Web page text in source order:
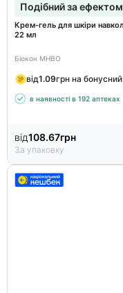
Подібний за ефектом
Крем-гель для шкіри
22 мл
Біокон МНВО
від1.09грн на
в наявності в 192 аптеках
від108.67грн
За упаковку